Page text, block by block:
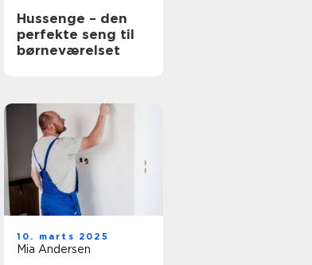
Hussenge – den
perfekte seng til
børneværelset
10. marts 2025
Mia Andersen